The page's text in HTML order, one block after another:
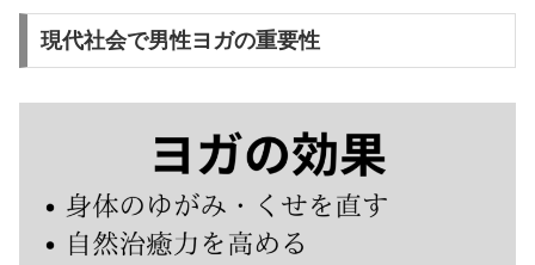
現代社会で男性ヨガの重要性